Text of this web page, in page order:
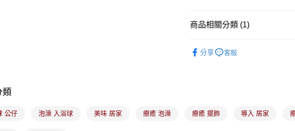
1.本服務由台灣大哥大提供，台灣大
完成交易。
醒簡訊。
ATM付款
運送方式
商品相關分類 (1)
分享
客服
類
公仔 泡澡 入浴球 美味 居家 療癒 泡澡 療癒 擺飾 導入 居家